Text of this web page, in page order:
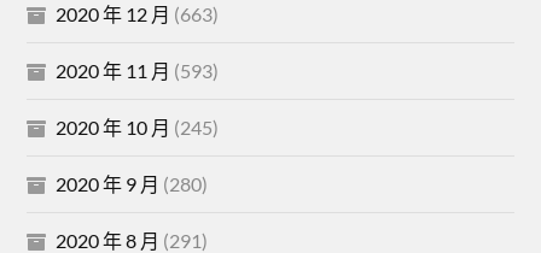
2020 年 12 月 (663)
2020 年 11 月 (593)
2020 年 10 月 (245)
2020 年 9 月 (280)
2020 年 8 月 (291)